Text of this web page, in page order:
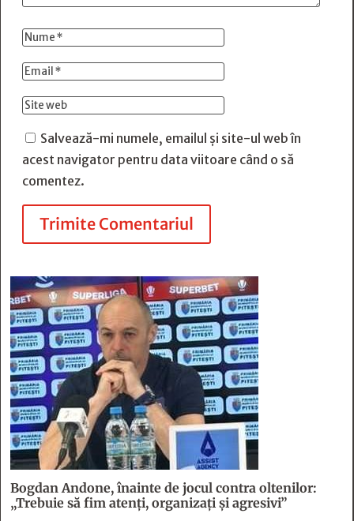
Salvează-mi numele, emailul și site-ul web în
acest navigator pentru data viitoare când o să
comentez.
Trimite Comentariul
Bogdan Andone, înainte de jocul contra oltenilor:
„Trebuie să fim atenți, organizați și agresivi”